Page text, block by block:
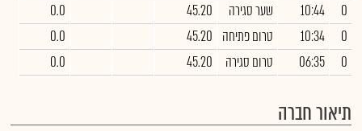
0
10:44 שער סגירה 45.20
0.0
0
10:34 טרום פתיחה 45.20
0.0
0
06:35 טרום סגירה 45.20
0.0
תיאור חברה